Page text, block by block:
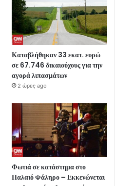
Καταβλήθηκαν 33 εκατ. ευρώ
σε 67.746 δικαιούχους για την
αγορά λιπασμάτων
2 ώρες ago
Φωτιά σε κατάστημα στο
Παλαιό Φάληρο – Εκκενώνεται